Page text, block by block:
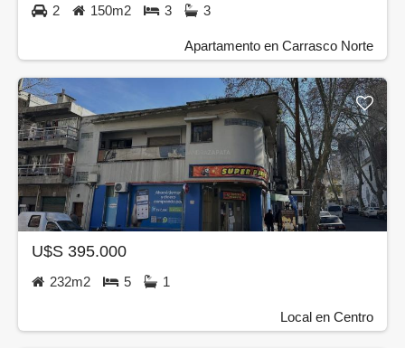
2 150m2 3 3
Apartamento en Carrasco Norte
U$S 395.000
232m2 5 1
Local en Centro